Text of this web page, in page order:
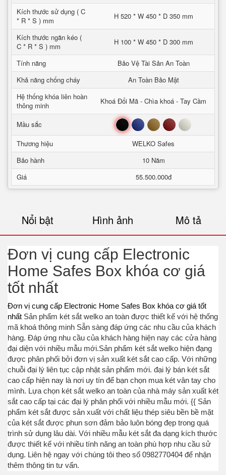
Kích thước sử dụng ( C
* R * S ) mm
H 520 * W 450 * D 350 mm
Kích thước ngăn kéo (
C * R * S ) mm
H 100 * W 450 * D 300 mm
Tính năng
Bảo Vệ Tài Sản An Toàn
Khả năng chống cháy
An Toàn Bảo Mật
Hệ thống khóa liên hoàn
thông minh
Khoá Đổi Mã - Chìa khoá - Tay Cầm
Mầu sắc Đen Xanh Nâu Đỏ Trắng
Thương hiệu
WELKO Safes
Bảo hành
10 Năm
Giá
55.500.000đ
Nổi bật Hình ảnh Mô tả
Đơn vị cung cấp Electronic
Home Safes Box khóa cơ giá
tốt nhất
Đơn vị cung cấp Electronic Home Safes Box khóa cơ giá tốt
nhất Sản phẩm két sắt welko an toàn được thiết kế với hệ thống
mã khoá thông minh Sẵn sàng đáp ứng các nhu cầu của khách
hàng. Đáp ứng nhu cầu của khách hàng hiện nay các cửa hàng
đại diện với nhiều mẫu mới.Sản phẩm két sắt welko hiện đạng
được phân phối bởi đơn vị sản xuất két sắt cao cấp. Với những
chuỗi đại lý liên tục cập nhật sản phẩm mới. đại lý bán két sắt
cao cấp hiện nay là nơi uy tín để bạn chọn mua két vân tay cho
mình. Lựa chọn két sắt welko an toàn của nhà máy sản xuất két
sắt cao cấp tại các đại lý phân phối với nhiều mẫu mới. {{ Sản
phẩm két sắt được sản xuất với chất liệu thép siêu bền bề mặt
của két sắt được phun sơn đảm bảo luôn bóng đẹp trong quá
trình sử dụng lâu dài. Với nhiều mẫu két sắt đa dạng kích thước
được thiết kế với nhiều tính năng an toàn phù hợp nhu cầu sử
dụng. Liên hệ ngay với chúng tôi theo số 0982770404 để nhận
thêm thông tin tư vấn.